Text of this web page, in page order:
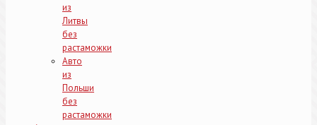
из
Литвы
без
растаможки
Авто
из
Польши
без
растаможки